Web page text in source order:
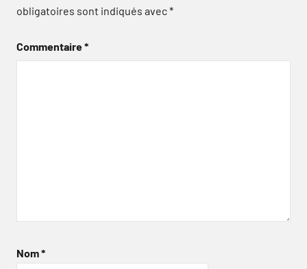
obligatoires sont indiqués avec*
Commentaire*
Nom*